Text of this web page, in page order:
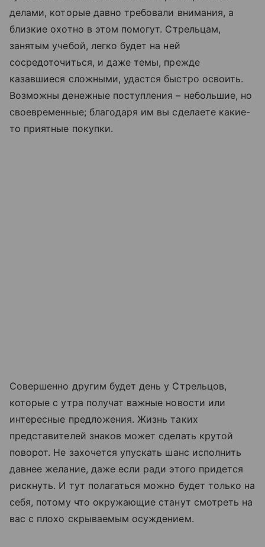
делами, которые давно требовали внимания, а
близкие охотно в этом помогут. Стрельцам,
занятым учебой, легко будет на ней
сосредоточиться, и даже темы, прежде
казавшиеся сложными, удастся быстро освоить.
Возможны денежные поступления – небольшие, но
своевременные; благодаря им вы сделаете какие-
то приятные покупки.
Совершенно другим будет день у Стрельцов,
которые с утра получат важные новости или
интересные предложения. Жизнь таких
представителей знаков может сделать крутой
поворот. Не захочется упускать шанс исполнить
давнее желание, даже если ради этого придется
рискнуть. И тут полагаться можно будет только на
себя, потому что окружающие станут смотреть на
вас с плохо скрываемым осуждением.